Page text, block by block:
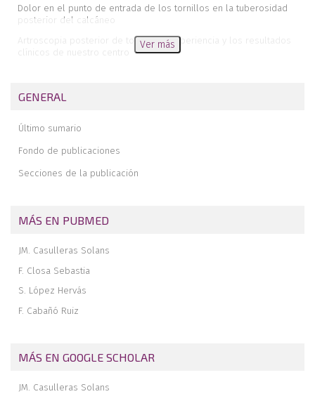
Dolor en el punto de entrada de los tornillos en la tuberosidad
posterior del calcáneo
Artroscopia posterior de tobillo. La experiencia y los resultados
clínicos de nuestro centro
Resección de coalición tarsal ósea e interposición de matriz
dos casos
Protocolo diagnóstico y terapéutico de la SEMCPT para las
Memoria de estancia formativa en la Unidad de Pie y Tobillo del
Revista de revistas
Ver más
GENERAL
Último sumario
Fondo de publicaciones
Secciones de la publicación
MÁS EN PUBMED
JM. Casulleras Solans
F. Closa Sebastia
S. López Hervás
F. Cabañó Ruiz
MÁS EN GOOGLE SCHOLAR
JM. Casulleras Solans